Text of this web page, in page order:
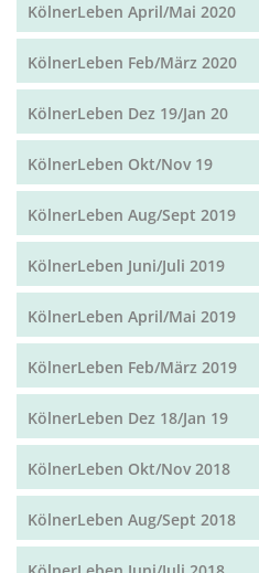
KölnerLeben April/Mai 2020
KölnerLeben Feb/März 2020
KölnerLeben Dez 19/Jan 20
KölnerLeben Okt/Nov 19
KölnerLeben Aug/Sept 2019
KölnerLeben Juni/Juli 2019
KölnerLeben April/Mai 2019
KölnerLeben Feb/März 2019
KölnerLeben Dez 18/Jan 19
KölnerLeben Okt/Nov 2018
KölnerLeben Aug/Sept 2018